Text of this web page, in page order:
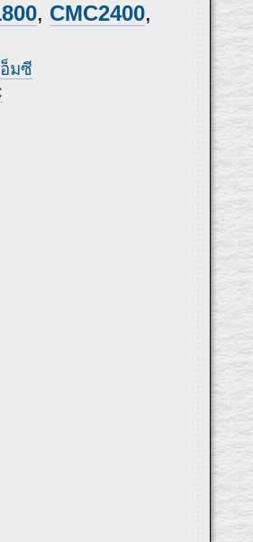
, CMC2400,
มซี